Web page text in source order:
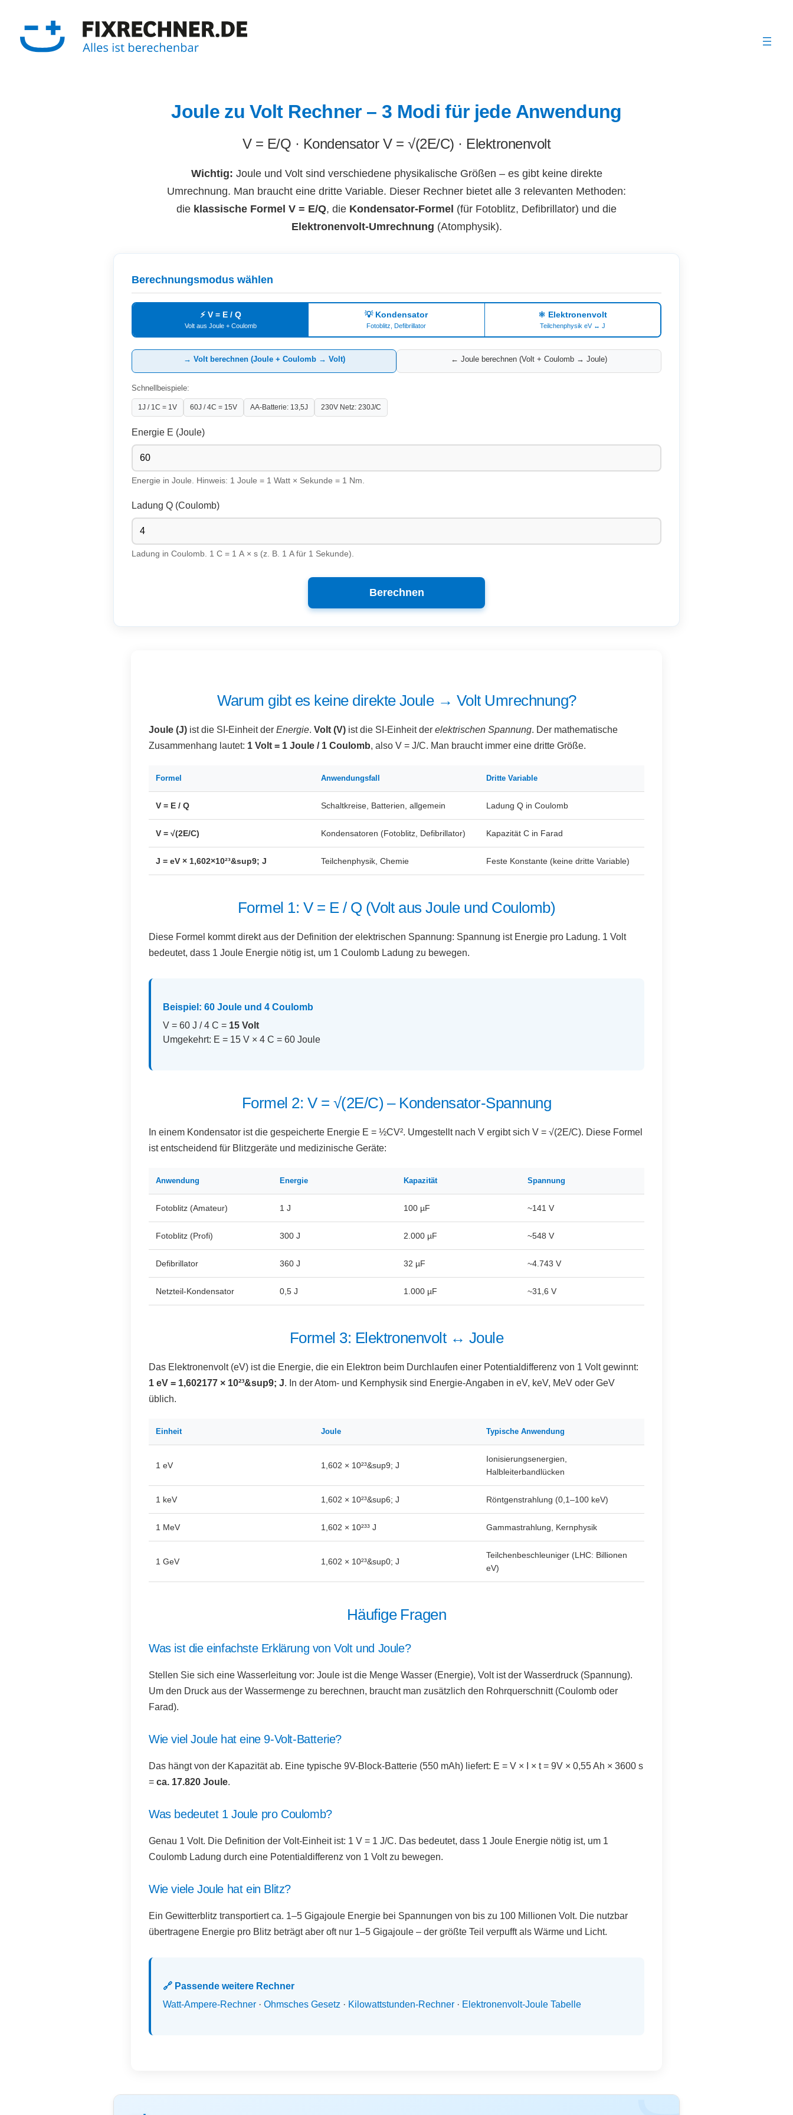
springen
Joule zu Volt Rechner – 3 Modi für jede Anwendung
V = E/Q · Kondensator V = √(2E/C) · Elektronenvolt
Wichtig: Joule und Volt sind verschiedene physikalische Größen – es gibt keine direkte
Umrechnung. Man braucht eine dritte Variable. Dieser Rechner bietet alle 3 relevanten Methoden:
die klassische Formel V = E/Q, die Kondensator-Formel (für Fotoblitz, Defibrillator) und die
Elektronenvolt-Umrechnung (Atomphysik).
Berechnungsmodus wählen
⚡ V = E / Q
Volt aus Joule + Coulomb
💡 Kondensator
Fotoblitz, Defibrillator
⚛ Elektronenvolt
Teilchenphysik eV ↔ J
→ Volt berechnen (Joule + Coulomb → Volt) ← Joule berechnen (Volt + Coulomb → Joule)
Schnellbeispiele:
1J / 1C = 1V 60J / 4C = 15V AA-Batterie: 13,5J 230V Netz: 230J/C
Energie E (Joule)
Energie in Joule. Hinweis: 1 Joule = 1 Watt × Sekunde = 1 Nm.
Ladung Q (Coulomb)
Ladung in Coulomb. 1 C = 1 A × s (z. B. 1 A für 1 Sekunde).
Berechnen
Warum gibt es keine direkte Joule → Volt Umrechnung?
Joule (J) ist die SI-Einheit der Energie. Volt (V) ist die SI-Einheit der elektrischen Spannung. Der mathematische
Zusammenhang lautet: 1 Volt = 1 Joule / 1 Coulomb, also V = J/C. Man braucht immer eine dritte Größe.
Formel Anwendungsfall Dritte Variable
V = E / Q Schaltkreise, Batterien, allgemein Ladung Q in Coulomb
V = √(2E/C) Kondensatoren (Fotoblitz, Defibrillator) Kapazität C in Farad
J = eV × 1,602×10²³&sup9; J Teilchenphysik, Chemie Feste Konstante (keine dritte Variable)
Formel 1: V = E / Q (Volt aus Joule und Coulomb)
Diese Formel kommt direkt aus der Definition der elektrischen Spannung: Spannung ist Energie pro Ladung. 1 Volt
bedeutet, dass 1 Joule Energie nötig ist, um 1 Coulomb Ladung zu bewegen.
Beispiel: 60 Joule und 4 Coulomb
V = 60 J / 4 C = 15 Volt
Umgekehrt: E = 15 V × 4 C = 60 Joule
Formel 2: V = √(2E/C) – Kondensator-Spannung
In einem Kondensator ist die gespeicherte Energie E = ½CV². Umgestellt nach V ergibt sich V = √(2E/C). Diese Formel
ist entscheidend für Blitzgeräte und medizinische Geräte:
Anwendung Energie Kapazität Spannung
Fotoblitz (Amateur) 1 J 100 µF ~141 V
Fotoblitz (Profi) 300 J 2.000 µF ~548 V
Defibrillator 360 J 32 µF ~4.743 V
Netzteil-Kondensator 0,5 J 1.000 µF ~31,6 V
Formel 3: Elektronenvolt ↔ Joule
Das Elektronenvolt (eV) ist die Energie, die ein Elektron beim Durchlaufen einer Potentialdifferenz von 1 Volt gewinnt:
1 eV = 1,602177 × 10²³&sup9; J. In der Atom- und Kernphysik sind Energie-Angaben in eV, keV, MeV oder GeV
üblich.
Einheit Joule Typische Anwendung
1 eV 1,602 × 10²³&sup9; J
Ionisierungsenergien,
Halbleiterbandlücken
1 keV 1,602 × 10²³&sup6; J Röntgenstrahlung (0,1–100 keV)
1 MeV 1,602 × 10²³³ J Gammastrahlung, Kernphysik
1 GeV 1,602 × 10²³&sup0; J
Teilchenbeschleuniger (LHC: Billionen
eV)
Häufige Fragen
Was ist die einfachste Erklärung von Volt und Joule?
Stellen Sie sich eine Wasserleitung vor: Joule ist die Menge Wasser (Energie), Volt ist der Wasserdruck (Spannung).
Um den Druck aus der Wassermenge zu berechnen, braucht man zusätzlich den Rohrquerschnitt (Coulomb oder
Farad).
Wie viel Joule hat eine 9-Volt-Batterie?
Das hängt von der Kapazität ab. Eine typische 9V-Block-Batterie (550 mAh) liefert: E = V × I × t = 9V × 0,55 Ah × 3600 s
= ca. 17.820 Joule.
Was bedeutet 1 Joule pro Coulomb?
Genau 1 Volt. Die Definition der Volt-Einheit ist: 1 V = 1 J/C. Das bedeutet, dass 1 Joule Energie nötig ist, um 1
Coulomb Ladung durch eine Potentialdifferenz von 1 Volt zu bewegen.
Wie viele Joule hat ein Blitz?
Ein Gewitterblitz transportiert ca. 1–5 Gigajoule Energie bei Spannungen von bis zu 100 Millionen Volt. Die nutzbar
übertragene Energie pro Blitz beträgt aber oft nur 1–5 Gigajoule – der größte Teil verpufft als Wärme und Licht.
🔗 Passende weitere Rechner
Watt-Ampere-Rechner · Ohmsches Gesetz · Kilowattstunden-Rechner · Elektronenvolt-Joule Tabelle